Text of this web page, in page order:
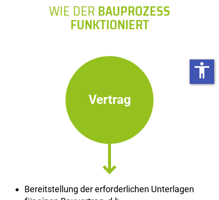
WIE DERBAUPROZESS
FUNKTIONIERT
Vertrag
Bereitstellung der erforderlichen Unterlagen
accessibility